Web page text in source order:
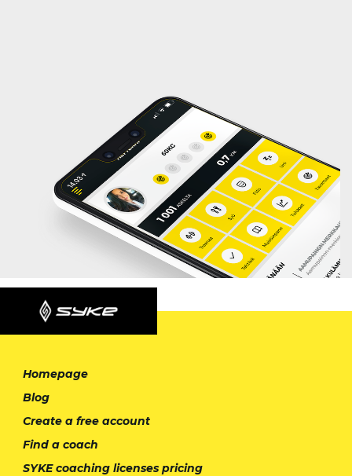
Homepage
Blog
Create a free account
Find a coach
SYKE coaching licenses pricing